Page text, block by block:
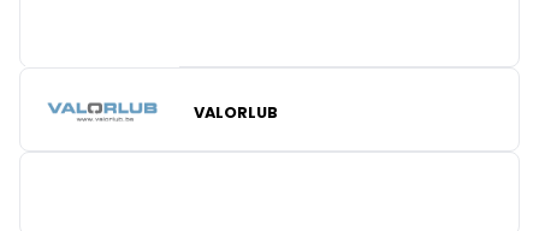
VALORLUB